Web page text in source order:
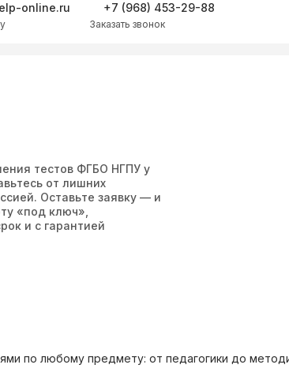
online.ru +7 (968) 453-29-88
Заказать звонок
тестов ФГБО НГПУ у
от лишних
Оставьте заявку — и
«под ключ»,
и с гарантией
по любому предмету: от педагогики до